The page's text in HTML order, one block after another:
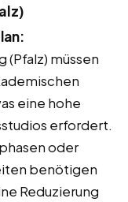
müssen
eine hohe
erfordert.
oder
benötigen
Reduzierung